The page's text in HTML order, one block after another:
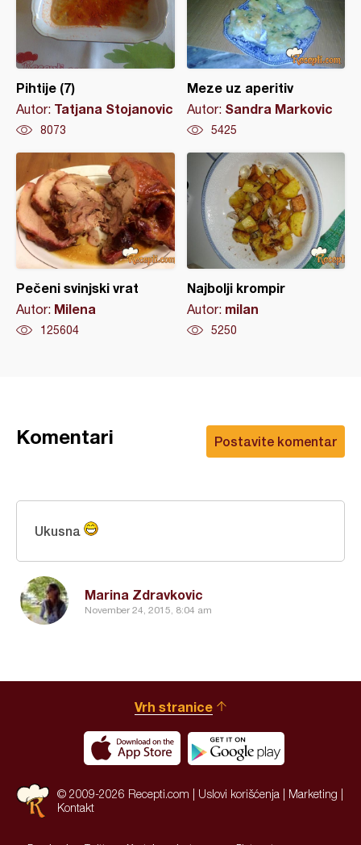
Pihtije (7)
Autor: Tatjana Stojanovic
8073
Meze uz aperitiv
Autor: Sandra Markovic
5425
Pečeni svinjski vrat
Autor: Milena
125604
Najbolji krompir
Autor: milan
5250
Postavite komentar
Komentari
Marina Zdravkovic
November 24, 2015, 8:04 am
Ukusna
Vrh stranice
© 2009-2026 Recepti.com | Uslovi korišćenja Marketing
Kontakt